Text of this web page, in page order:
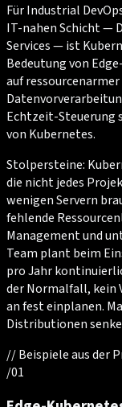
Für Industrial
IT-nahen Schicht —
Services — ist
Bedeutung von
auf
Echtzeit-Steuerung
von Kubernetes.
Stolpersteine:
die nicht jedes
wenigen Servern
fehlende
Management und
Team plant beim
pro Jahr
der Normalfall, kein
an fest einplanen.
Distributionen
//Beispiele aus der
/01